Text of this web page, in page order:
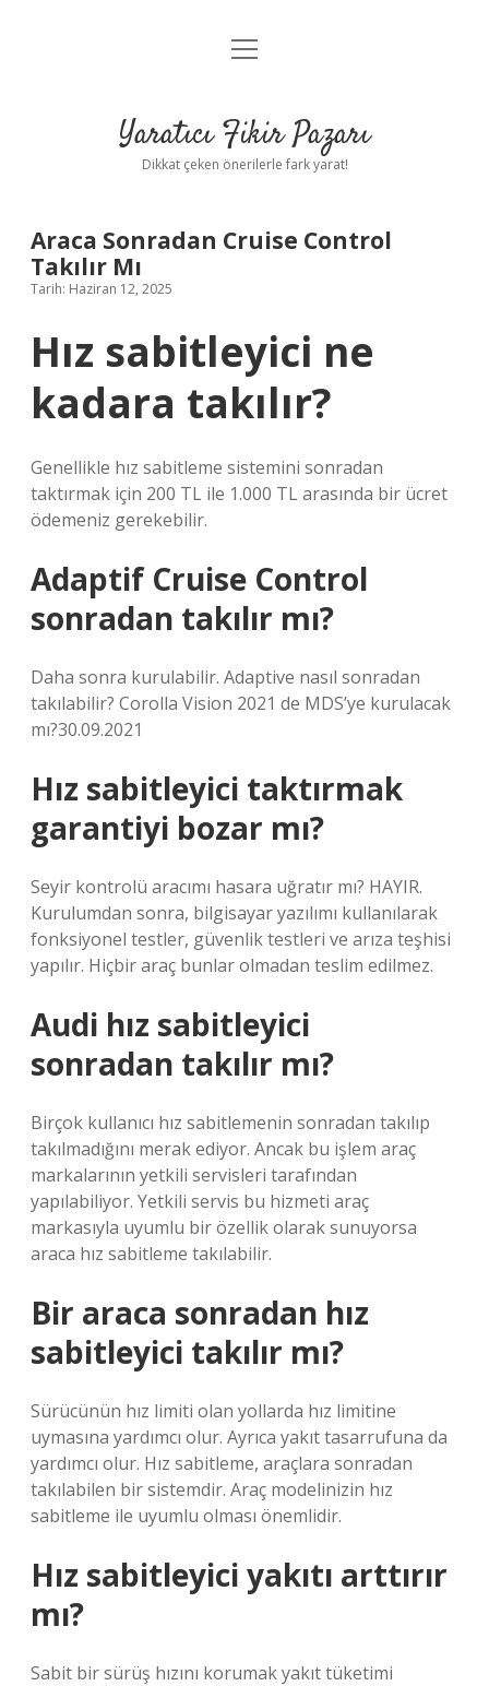
Anasayfa
Yasal Uyarı
menüyü
Yaratıcı Fikir Pazarı
Dikkat çeken önerilerle fark yarat!
Araca Sonradan Cruise Control
Takılır Mı
Tarih: Haziran 12, 2025
Hız sabitleyici ne
kadara takılır?
Genellikle hız sabitleme sistemini sonradan
taktırmak için 200 TL ile 1.000 TL arasında bir ücret
ödemeniz gerekebilir.
Adaptif Cruise Control
sonradan takılır mı?
Daha sonra kurulabilir. Adaptive nasıl sonradan
takılabilir? Corolla Vision 2021 de MDS’ye kurulacak
mı?30.09.2021
Hız sabitleyici taktırmak
garantiyi bozar mı?
Seyir kontrolü aracımı hasara uğratır mı? HAYIR.
Kurulumdan sonra, bilgisayar yazılımı kullanılarak
fonksiyonel testler, güvenlik testleri ve arıza teşhisi
yapılır. Hiçbir araç bunlar olmadan teslim edilmez.
Audi hız sabitleyici
sonradan takılır mı?
Birçok kullanıcı hız sabitlemenin sonradan takılıp
takılmadığını merak ediyor. Ancak bu işlem araç
markalarının yetkili servisleri tarafından
yapılabiliyor. Yetkili servis bu hizmeti araç
markasıyla uyumlu bir özellik olarak sunuyorsa
araca hız sabitleme takılabilir.
Bir araca sonradan hız
sabitleyici takılır mı?
Sürücünün hız limiti olan yollarda hız limitine
uymasına yardımcı olur. Ayrıca yakıt tasarrufuna da
yardımcı olur. Hız sabitleme, araçlara sonradan
takılabilen bir sistemdir. Araç modelinizin hız
sabitleme ile uyumlu olması önemlidir.
Hız sabitleyici yakıtı arttırır
mı?
Sabit bir sürüş hızını korumak yakıt tüketimi